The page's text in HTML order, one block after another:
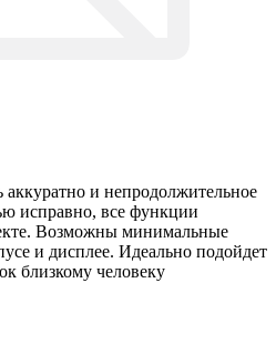
и непродолжительное
исправно, все функции
Возможны минимальные
и дисплее. Идеально подойдет
близкому человеку